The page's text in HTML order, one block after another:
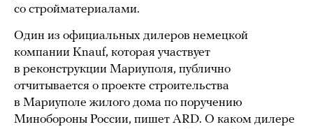
со стройматериалами.
Один из официальных дилеров немецкой
компании Knauf, которая участвует
в реконструкции Мариуполя, публично
отчитывается о проекте строительства
в Мариуполе жилого дома по поручению
Минобороны России, пишет ARD. О каком дилере